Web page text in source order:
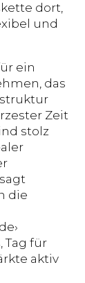
dort,
und
ein
das
Zeit
stolz
die
Tag für
aktiv